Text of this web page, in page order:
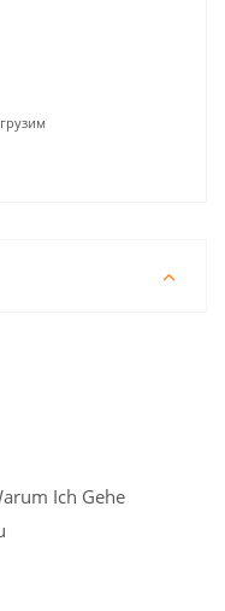
Ich Gehe